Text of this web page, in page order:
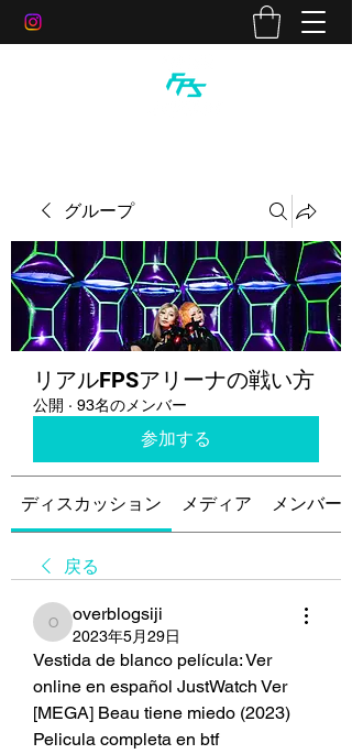
グループ
リアルFPSアリーナの戦い方
公開 · 93名のメンバー
参加する
ディスカッション メディア メンバー
戻る
overblogsiji
overblogsiji
2023年5月29日
Vestida de blanco película: Ver
online en español JustWatch Ver
[MEGA] Beau tiene miedo (2023)
Pelicula completa en btf